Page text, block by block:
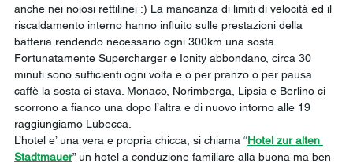
anche nei noiosi rettilinei :) La mancanza di limiti di velocità ed il
riscaldamento interno hanno influito sulle prestazioni della
batteria rendendo necessario ogni 300km una sosta.
Fortunatamente Supercharger e Ionity abbondano, circa 30
minuti sono sufficienti ogni volta e o per pranzo o per pausa
caffè la sosta ci stava. Monaco, Norimberga, Lipsia e Berlino ci
scorrono a fianco una dopo l’altra e di nuovo intorno alle 19
raggiungiamo Lubecca.
L’hotel e’ una vera e propria chicca, si chiama “Hotel zur alten
Stadtmauer” un hotel a conduzione familiare alla buona ma ben